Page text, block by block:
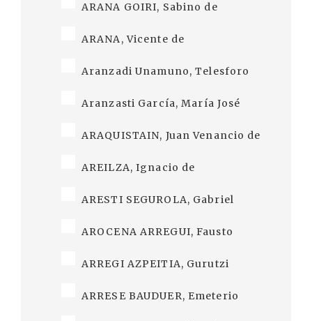
ARANA GOIRI, Sabino de
ARANA, Vicente de
Aranzadi Unamuno, Telesforo
Aranzasti García, María José
ARAQUISTAIN, Juan Venancio de
AREILZA, Ignacio de
ARESTI SEGUROLA, Gabriel
AROCENA ARREGUI, Fausto
ARREGI AZPEITIA, Gurutzi
ARRESE BAUDUER, Emeterio